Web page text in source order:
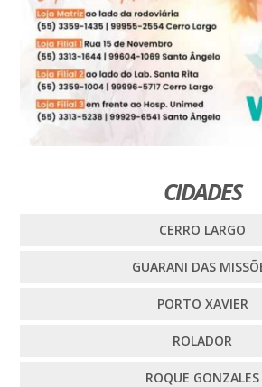
CIDADES
CERRO LARGO
GUARANI DAS
PORTO XAVIER
ROLADOR
ROQUE GONZALES